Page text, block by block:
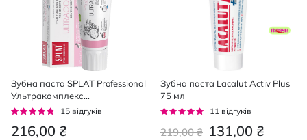
Зубна паста SPLAT Professional
Ультракомплекс
антибактеріальна для
комплексного догляду та
відбілювання чутливих зубів
Рейтинг:
15 відгуків
216,00 ₴
Зубна паста Lacalut Activ Plus
75 мл
Рейтинг:
11 відгуків
131,00 ₴
219,00 ₴